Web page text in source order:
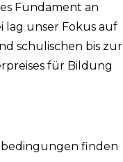
Fundament an
unser Fokus auf
schulischen bis zur
für Bildung
finden